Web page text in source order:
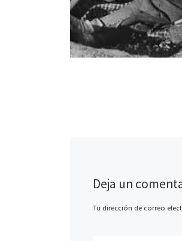
Deja un
Tu dirección de correo